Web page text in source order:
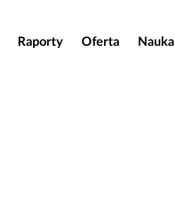
Raporty Oferta Nauka